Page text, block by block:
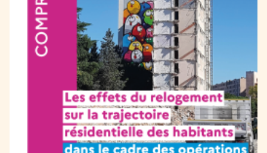
[Comprendre] Les effets
du relogement sur la
trajectoire résidentielle
des habitants dans le
cadre des opérations de
rénovation urbaine